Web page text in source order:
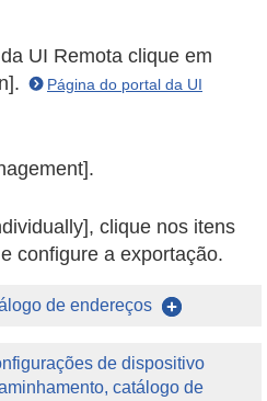
UI Remota clique em
Página do portal da UI
clique nos itens
configure a exportação.
de endereços
de dispositivo
catálogo de